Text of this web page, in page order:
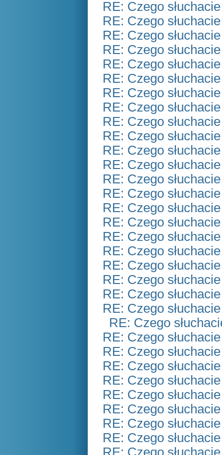
RE: Czego
RE: Czego
RE: Czego
RE: Czego
RE: Czego
RE: Czego
RE: Czego
RE: Czego
RE: Czego
RE: Czego
RE: Czego
RE: Czego
RE: Czego
RE: Czego
RE: Czego
RE: Czego
RE: Czego
RE: Czego
RE: Czego
RE: Czego
RE: Czego
RE: Czego
RE: Czego
RE: Czego
RE: Czego
RE: Czego
RE: Czego
RE: Czego
RE: Czego
RE: Czego
RE: Czego
RE: Czego